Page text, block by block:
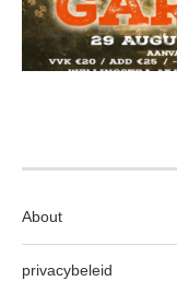
About
privacybeleid